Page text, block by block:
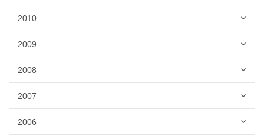
2010
2009
2008
2007
2006